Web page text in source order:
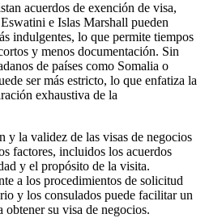
acuerdos de exención de visa,
e Islas Marshall pueden
indulgentes, lo que permite tiempos
y menos documentación. Sin
de países como Somalia o
ser más estricto, lo que enfatiza la
exhaustiva de la
y la validez de las visas de negocios
factores, incluidos los acuerdos
y el propósito de la visita.
a los procedimientos de solicitud
y los consulados puede facilitar un
obtener su visa de negocios.